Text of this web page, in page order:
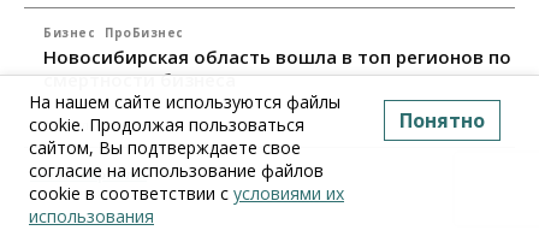
Бизнес ПроБизнес
Новосибирская область вошла в топ регионов по
смертности бизнеса
17 июля 2026, 12:00
Все материалы
На нашем сайте используются файлы
cookie. Продолжая пользоваться
сайтом, Вы подтверждаете свое
согласие на использование файлов
cookie в соответствии с условиями их
использования
Понятно